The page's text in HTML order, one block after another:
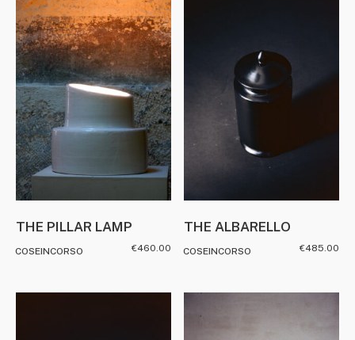
THE PILLAR LAMP
COSEINCORSO €460.00
THE ALBARELLO
COSEINCORSO €485.00